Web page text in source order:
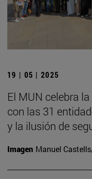
19 | 05 | 2025
El MUN celebra la
con las 31
y la ilusión de
Imagen Manuel